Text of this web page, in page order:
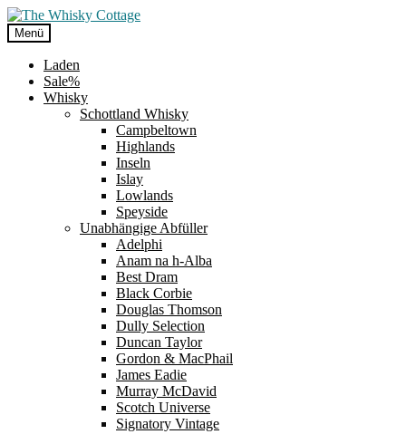
Zur
Navigation
springen
Zum
Inhalt
springen
Menü
Laden
Sale%
Whisky
Schottland Whisky
Campbeltown
Highlands
Inseln
Islay
Lowlands
Speyside
Unabhängige Abfüller
Adelphi
Anam na h-Alba
Best Dram
Black Corbie
Douglas Thomson
Dully Selection
Duncan Taylor
Gordon & MacPhail
James Eadie
Murray McDavid
Scotch Universe
Signatory Vintage